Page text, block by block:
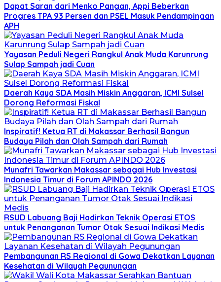
Dapat Saran dari Menko Pangan, Appi Beberkan
Progres TPA 93 Persen dan PSEL Masuk Pendampingan
APH
Yayasan Peduli Negeri Rangkul Anak Muda Karunrung
Sulap Sampah jadi Cuan
Daerah Kaya SDA Masih Miskin Anggaran, ICMI Sulsel
Dorong Reformasi Fiskal
Inspiratif! Ketua RT di Makassar Berhasil Bangun
Budaya Pilah dan Olah Sampah dari Rumah
Munafri Tawarkan Makassar sebagai Hub Investasi
Indonesia Timur di Forum APINDO 2026
RSUD Labuang Baji Hadirkan Teknik Operasi ETOS
untuk Penanganan Tumor Otak Sesuai Indikasi Medis
Pembangunan RS Regional di Gowa Dekatkan Layanan
Kesehatan di Wilayah Pegunungan